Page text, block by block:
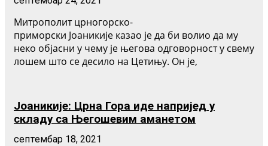
Митрополит црногорско-
приморски Јоаникије казао је да би волио да му
неко објасни у чему је његова одговорност у свему
лошем што се десило на Цетињу. Он је,
Јоаникије: Црна Гора иде напријед у
складу са Његошевим аманетом
септембар 18, 2021